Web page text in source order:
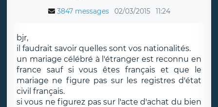
3847 messages 02/03/2015 11:24
bjr,
il faudrait savoir quelles sont vos nationalités.
un mariage célébré à l'étranger est reconnu en
france sauf si vous êtes français et que le
mariage ne figure pas sur les registres d'état
civil français.
si vous ne figurez pas sur l'acte d'achat du bien